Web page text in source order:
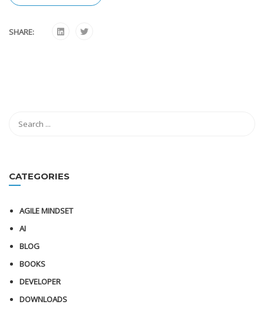
SHARE:
CATEGORIES
AGILE MINDSET
AI
BLOG
BOOKS
DEVELOPER
DOWNLOADS